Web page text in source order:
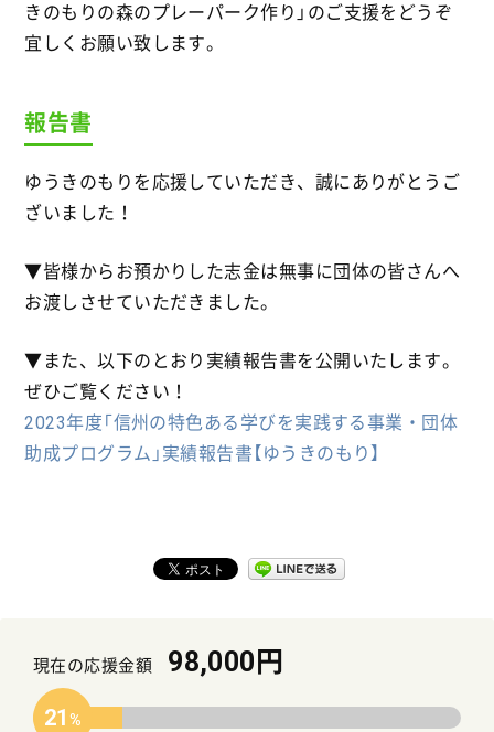
きのもりの森のプレーパーク作り」のご支援をどうぞ
宜しくお願い致します。
報告書
ゆうきのもりを応援していただき、誠にありがとうご
ざいました！
▼皆様からお預かりした志金は無事に団体の皆さんへ
お渡しさせていただきました。
▼また、以下のとおり実績報告書を公開いたします。
ぜひご覧ください！
2023年度「信州の特色ある学びを実践する事業・団体
助成プログラム」実績報告書【ゆうきのもり】
現在の応援金額 98,000円
21